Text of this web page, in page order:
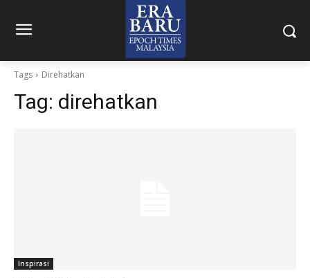
Tags Direhatkan
Tag: direhatkan
Inspirasi